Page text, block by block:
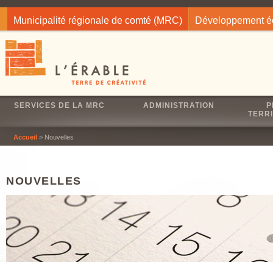
Municipalité régionale de comté (MRC) Développement
SERVICES DE LA MRC ADMINISTRATION
Accueil > Nouvelles
NOUVELLES